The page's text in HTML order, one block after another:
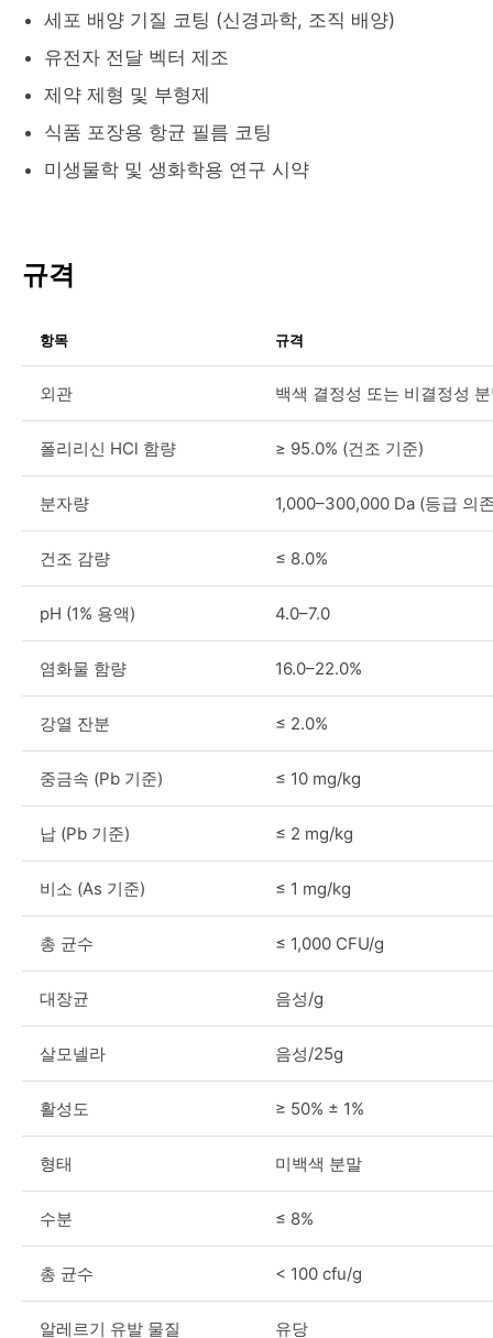
세포 배양 기질 코팅 (신경과학, 조직 배양)
유전자 전달 벡터 제조
제약 제형 및 부형제
식품 포장용 항균 필름 코팅
미생물학 및 생화학용 연구 시약
규격
항목 규격
외관 백색 결정성 또는 비결정성
폴리리신 HCl 함량 ≥ 95.0% (건조 기준)
분자량 1,000–300,000 Da (등급 의
건조 감량 ≤ 8.0%
pH (1% 용액) 4.0–7.0
염화물 함량 16.0–22.0%
강열 잔분 ≤ 2.0%
중금속 (Pb 기준) ≤ 10 mg/kg
납 (Pb 기준) ≤ 2 mg/kg
비소 (As 기준) ≤ 1 mg/kg
총 균수 ≤ 1,000 CFU/g
대장균 음성/g
살모넬라 음성/25g
활성도 ≥ 50% ± 1%
형태 미백색 분말
수분 ≤ 8%
총 균수 < 100 cfu/g
알레르기 유발 물질 유당